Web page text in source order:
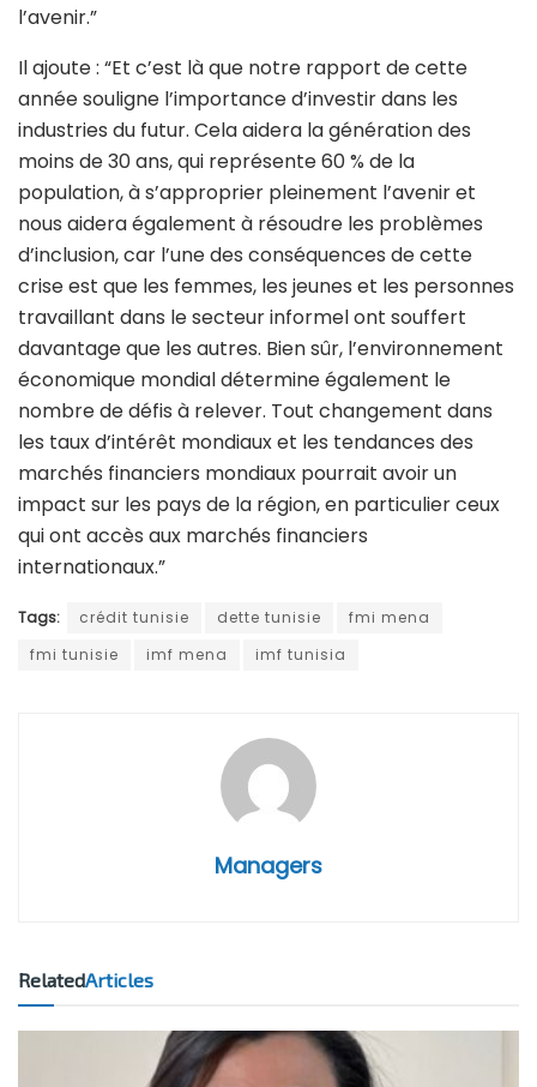
l’avenir.”
Il ajoute : “Et c’est là que notre rapport de cette
année souligne l’importance d’investir dans les
industries du futur. Cela aidera la génération des
moins de 30 ans, qui représente 60 % de la
population, à s’approprier pleinement l’avenir et
nous aidera également à résoudre les problèmes
d’inclusion, car l’une des conséquences de cette
crise est que les femmes, les jeunes et les personnes
travaillant dans le secteur informel ont souffert
davantage que les autres. Bien sûr, l’environnement
économique mondial détermine également le
nombre de défis à relever. Tout changement dans
les taux d’intérêt mondiaux et les tendances des
marchés financiers mondiaux pourrait avoir un
impact sur les pays de la région, en particulier ceux
qui ont accès aux marchés financiers
internationaux.”
Tags: crédit tunisie dette tunisie
fmi mena
fmi tunisie
imf mena imf tunisia
Managers
RelatedArticles